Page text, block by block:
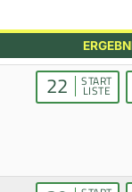
22 START
LISTE